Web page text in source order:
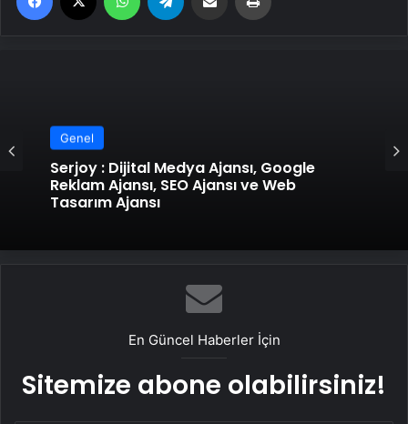
Genel
Serjoy : Dijital Medya Ajansı, Google
Reklam Ajansı, SEO Ajansı ve Web
Tasarım Ajansı
En Güncel Haberler İçin
Sitemize abone olabilirsiniz!